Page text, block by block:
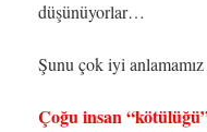
düşünüyorlar…
Şunu çok iyi
Çoğu insan